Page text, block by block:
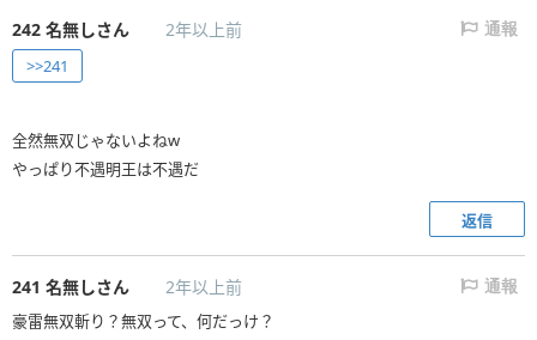
242 名無しさん 2年以上前 通報
>>241
全然無双じゃないよねw
やっぱり不遇明王は不遇だ
返信
241 名無しさん 2年以上前 通報
豪雷無双斬り？無双って、何だっけ？